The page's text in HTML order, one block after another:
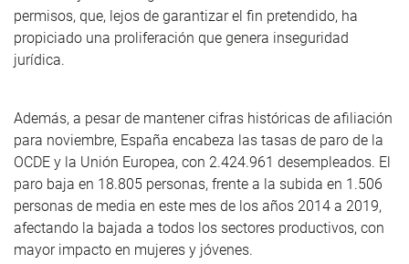
permisos, que, lejos de garantizar el fin pretendido, ha
propiciado una proliferación que genera inseguridad
jurídica.
Además, a pesar de mantener cifras históricas de afiliación
para noviembre, España encabeza las tasas de paro de la
OCDE y la Unión Europea, con 2.424.961 desempleados. El
paro baja en 18.805 personas, frente a la subida en 1.506
personas de media en este mes de los años 2014 a 2019,
afectando la bajada a todos los sectores productivos, con
mayor impacto en mujeres y jóvenes.